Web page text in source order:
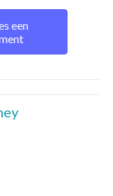
een